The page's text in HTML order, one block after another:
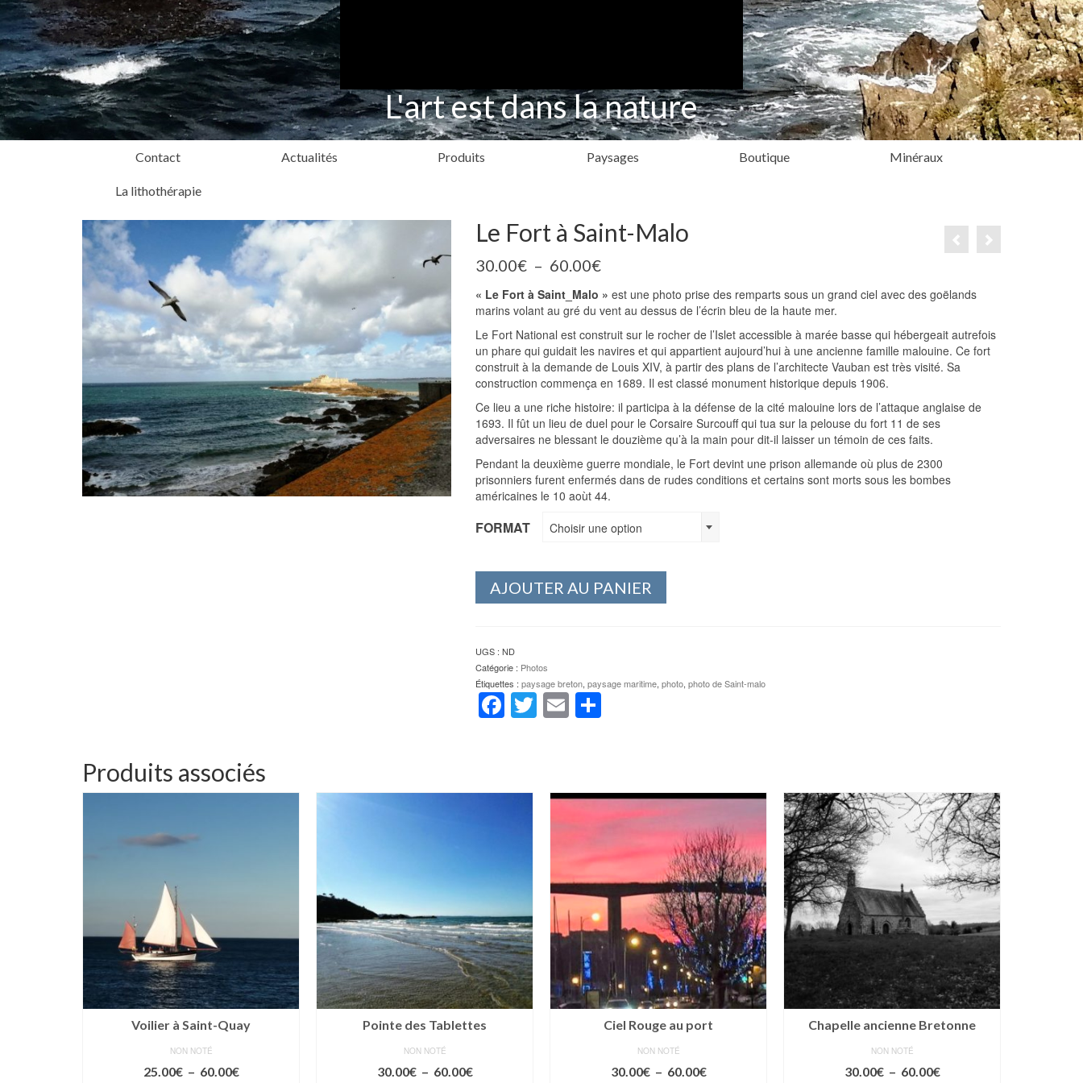
L'art est dans la nature
Contact Actualités Produits Paysages Boutique Minéraux
La lithothérapie
Le Fort à Saint-Malo
30.00€ – 60.00€Plage
prix :
30.00€
à
60.00€
« Le Fort à Saint_Malo » est une photo prise des remparts sous un grand ciel avec des goëlands
marins volant au gré du vent au dessus de l’écrin bleu de la haute mer.
Le Fort National est construit sur le rocher de l’Islet accessible à marée basse qui hébergeait autrefois
un phare qui guidait les navires et qui appartient aujourd’hui à une ancienne famille malouine. Ce fort
construit à la demande de Louis XIV, à partir des plans de l’architecte Vauban est très visité. Sa
construction commença en 1689. Il est classé monument historique depuis 1906.
Ce lieu a une riche histoire: il participa à la défense de la cité malouine lors de l’attaque anglaise de
1693. Il fût un lieu de duel pour le Corsaire Surcouff qui tua sur la pelouse du fort 11 de ses
adversaires ne blessant le douzième qu’à la main pour dit-il laisser un témoin de ces faits.
Pendant la deuxième guerre mondiale, le Fort devint une prison allemande où plus de 2300
prisonniers furent enfermés dans de rudes conditions et certains sont morts sous les bombes
américaines le 10 aoùt 44.
FORMAT Choisir une option
AJOUTER AU PANIER
UGS : ND
Catégorie : Photos
Étiquettes : paysage breton, paysage maritime, photo, photo de Saint-malo
Facebook
Twitter
EmailPartager
Produits associés
Voilier à Saint-Quay
NON NOTÉ
25.00€ – 60.00€Plage
Pointe des Tablettes
NON NOTÉ
30.00€ – 60.00€Plage
Ciel Rouge au port
NON NOTÉ
30.00€ – 60.00€Plage
Chapelle ancienne Bretonne
NON NOTÉ
30.00€ – 60.00€Plage